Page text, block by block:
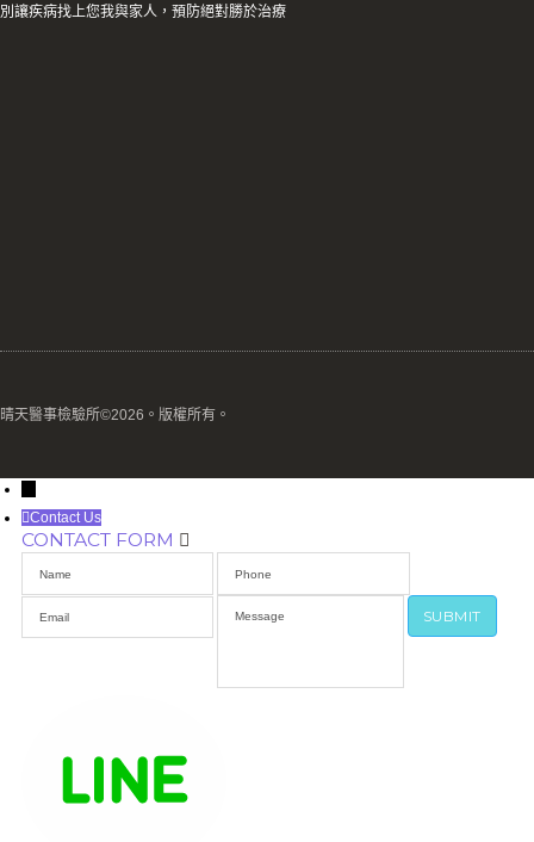
別讓疾病找上您我與家人，預防絕對勝於治療
晴天醫事檢驗所©2026。版權所有。
Contact Us
CONTACT FORM